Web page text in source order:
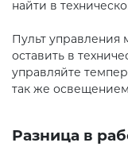
найти в
Пульт управления
оставить в
управляйте
так же
Разница в